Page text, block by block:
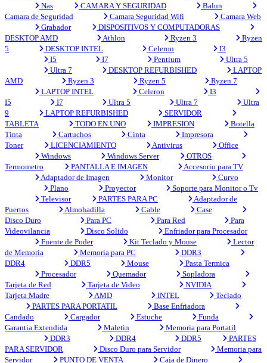
Nas
CAMARA Y SEGURIDAD
Balun
Camara de Seguridad
Camara Seguridad Wifi
Camara Web
Grabador
DISPOSITIVOS Y COMPUTADORAS
DESKTOP AMD
Athlon Ryzen 3
Ryzen
5
DESKTOP INTEL Celeron
I3
I5
I7 Pentium
Ultra 5
Ultra 7
DESKTOP REFURBISHED
LAPTOP
AMD
Ryzen 3 Ryzen 5
Ryzen 7
LAPTOP INTEL
Celeron
I3
I5
I7 Ultra 5 Ultra 7
Ultra
9
LAPTOP REFURBISHED
SERVIDOR
TABLETA
TODO EN UNO IMPRESION
Botella
Tinta
Cartuchos Cinta
Impresora
Toner
LICENCIAMIENTO Antivirus
Office
Windows
Windows Server
OTROS
Termometro
PANTALLA E IMAGEN
Accesorio para TV
Adaptador de Imagen
Monitor
Curvo
Plano
Proyector
Soporte para Monitor o Tv
Televisor
PARTES PARA PC
Adaptador de
Puertos
Almohadilla Cable
Case
Disco Duro
Para PC Para Red
Para
Videovilancia
Disco Solido
Enfriador para Procesador
Fuente de Poder
Kit Teclado y Mouse
Lector
de Memoria
Memoria para PC
DDR3
DDR4
DDR5 Mouse
Pasta Termica
Procesador
Quemador
Sopladora
Tarjeta de Red
Tarjeta de Video
NVIDIA
Tarjeta Madre
AMD INTEL
Teclado
PARTES PARA PORTATIL
Base Enfriadora
Candado
Cargador Estuche
Funda
Garantia Extendida
Maletin
Memoria para Portatil
DDR3
DDR4 DDR5
PARTES
PARA SERVIDOR
Disco Duro para Servidor
Memoria para
Servidor
PUNTO DE VENTA Caja de Dinero